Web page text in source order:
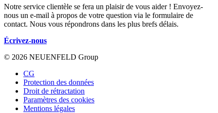
Notre service clientèle se fera un plaisir de vous aider ! Envoyez-
nous un e-mail à propos de votre question via le formulaire de
contact. Nous vous répondrons dans les plus brefs délais.
Écrivez-nous
© 2026 NEUENFELD Group
CG
Protection des données
Droit de rétractation
Paramètres des cookies
Mentions légales